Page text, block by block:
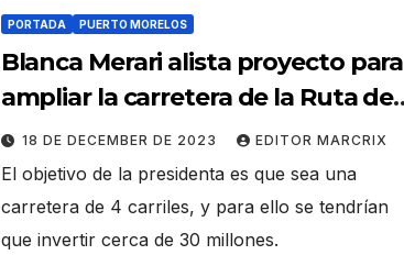
PORTADA PUERTO MORELOS
Blanca Merari alista proyecto para
ampliar la carretera de la Ruta de
los Cenotes
18 DE DECEMBER DE 2023 EDITOR MARCRIX
El objetivo de la presidenta es que sea una
carretera de 4 carriles, y para ello se tendrían
que invertir cerca de 30 millones.